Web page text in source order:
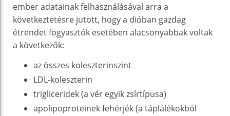
ember adatainak felhasználásával arra a
következtetésre jutott, hogy a dióban gazdag
étrendet fogyasztók esetében alacsonyabbak voltak
a következők:
az összes koleszterinszint
LDL-koleszterin
trigliceridek (a vér egyik zsírtípusa)
apolipoproteinek fehérjék (a táplálékokból